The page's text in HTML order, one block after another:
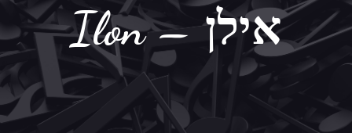
Ilon – אילן